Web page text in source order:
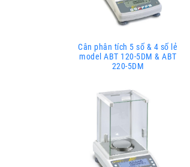
Cân phân tích 5 số & 4 số lẻ
model ABT 120-5DM & ABT
220-5DM